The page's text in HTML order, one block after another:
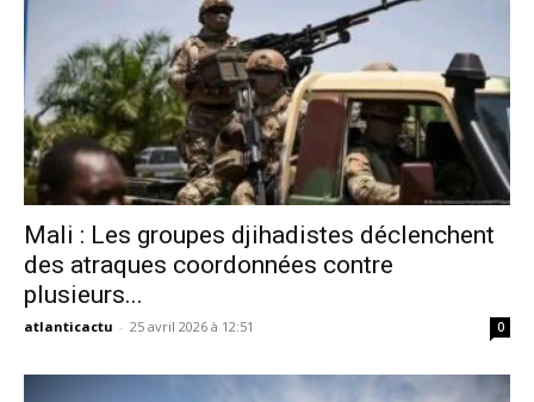
Mali : Les groupes djihadistes déclenchent
des atraques coordonnées contre
plusieurs...
atlanticactu - 25 avril 2026 à 12:51 0